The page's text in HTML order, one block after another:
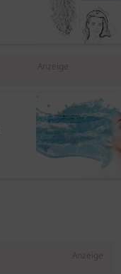
Anzeige
Anzeige